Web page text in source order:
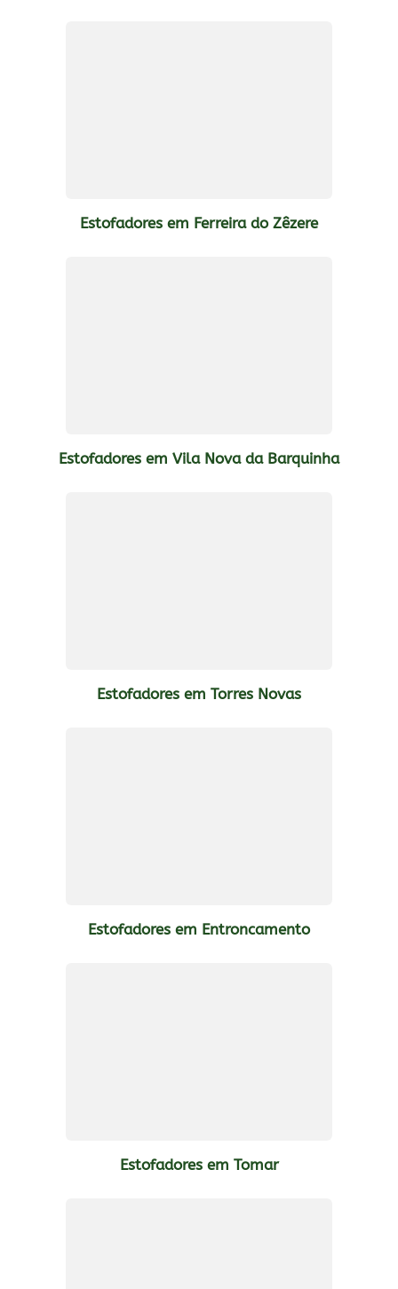
Estofadores em Ferreira do Zêzere
Estofadores em Vila Nova da Barquinha
Estofadores em Torres Novas
Estofadores em Entroncamento
Estofadores em Tomar